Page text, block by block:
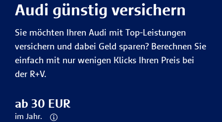
Audi günstig versichern
Sie möchten Ihren Audi mit Top-Leistungen
versichern und dabei Geld sparen? Berechnen Sie
einfach mit nur wenigen Klicks Ihren Preis bei
der R+V.
ab 30 EUR
im Jahr.